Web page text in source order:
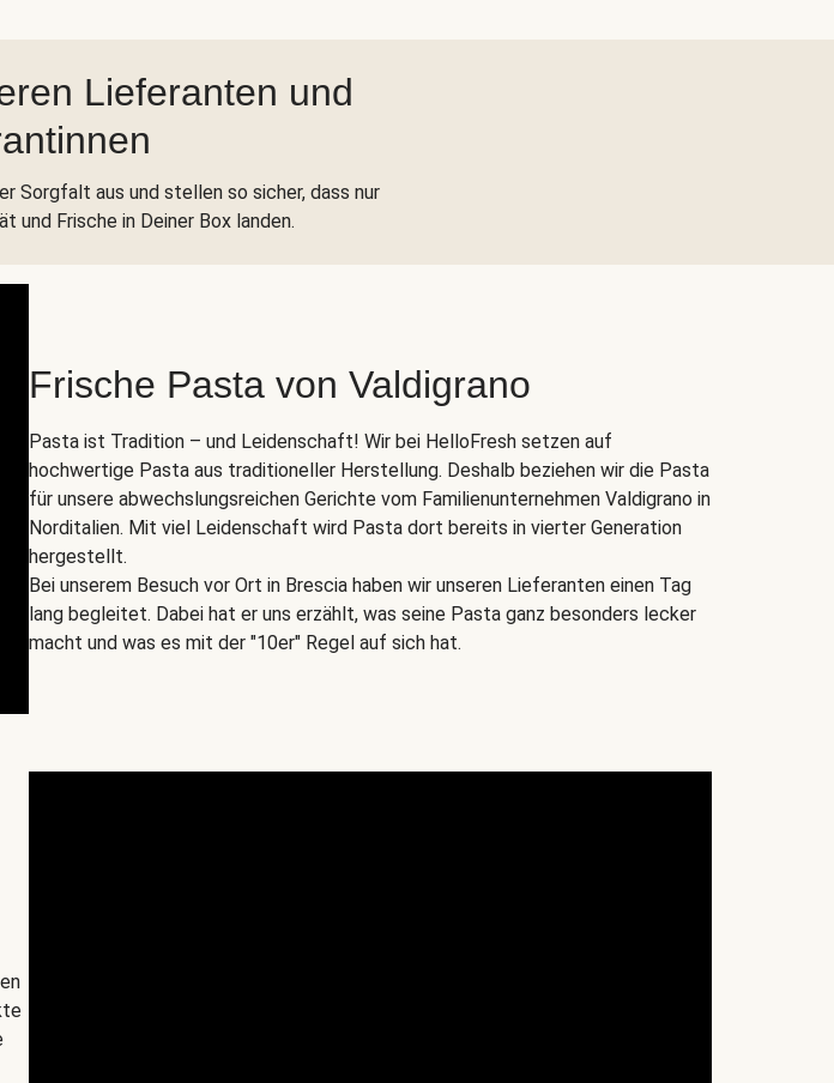
Lieferanten und
Sorgfalt aus und stellen so sicher, dass nur
und Frische in Deiner Box landen.
Frische Pasta von Valdigrano
Pasta ist Tradition – und Leidenschaft! Wir bei HelloFresh setzen auf
hochwertige Pasta aus traditioneller Herstellung. Deshalb beziehen wir die Pasta
für unsere abwechslungsreichen Gerichte vom Familienunternehmen Valdigrano in
Norditalien. Mit viel Leidenschaft wird Pasta dort bereits in vierter Generation
hergestellt.
Bei unserem Besuch vor Ort in Brescia haben wir unseren Lieferanten einen Tag
lang begleitet. Dabei hat er uns erzählt, was seine Pasta ganz besonders lecker
macht und was es mit der "10er" Regel auf sich hat.